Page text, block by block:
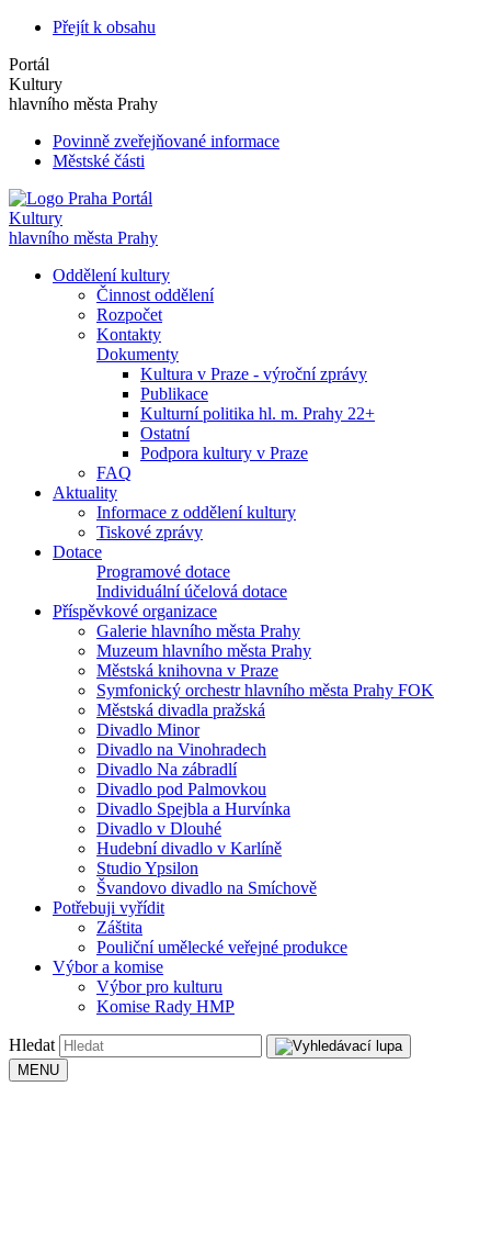
Přejít k obsahu
Portál
Kultury
hlavního města Prahy
Povinně zveřejňované informace
Městské části
Portál
Kultury
hlavního města Prahy
Oddělení kultury
Činnost oddělení
Rozpočet
Kontakty
Dokumenty
Kultura v Praze - výroční zprávy
Publikace
Kulturní politika hl. m. Prahy 22+
Ostatní
Podpora kultury v Praze
FAQ
Aktuality
Informace z oddělení kultury
Tiskové zprávy
Dotace
Programové dotace
Individuální účelová dotace
Příspěvkové organizace
Galerie hlavního města Prahy
Muzeum hlavního města Prahy
Městská knihovna v Praze
Symfonický orchestr hlavního města Prahy FOK
Městská divadla pražská
Divadlo Minor
Divadlo na Vinohradech
Divadlo Na zábradlí
Divadlo pod Palmovkou
Divadlo Spejbla a Hurvínka
Divadlo v Dlouhé
Hudební divadlo v Karlíně
Studio Ypsilon
Švandovo divadlo na Smíchově
Potřebuji vyřídit
Záštita
Pouliční umělecké veřejné produkce
Výbor a komise
Výbor pro kulturu
Komise Rady HMP
Hledat
MENU